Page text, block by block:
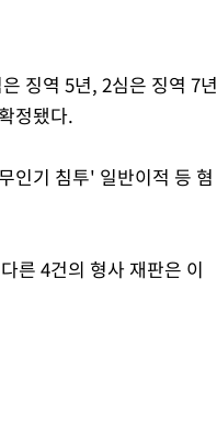
징역 5년, 2심은 징역 7년
정됐다.
인기 침투' 일반이적 등 혐
른 4건의 형사 재판은 이